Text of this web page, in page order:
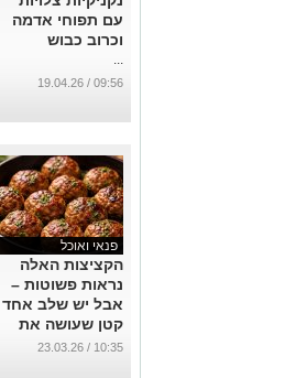
עם תפוחי אדמה
וכרוב כבוש
...
09:56 / 19.04.26
פנאי ואוכל
הקציצות האלה
נראות פשוטות –
אבל יש שלב אחד
קטן שעושה את
כל ההבדל
10:35 / 23.03.26